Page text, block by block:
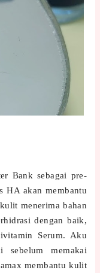
Bank sebagai pre-
HA akan membantu
menerima bahan
dengan baik,
Serum. Aku
sebelum memakai
membantu kulit